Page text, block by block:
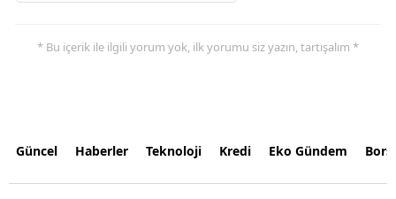
* Bu içerik ile ilgili yorum yok, ilk yorumu siz yazın, tartışalım *
Güncel Haberler Teknoloji Kredi Eko Gündem